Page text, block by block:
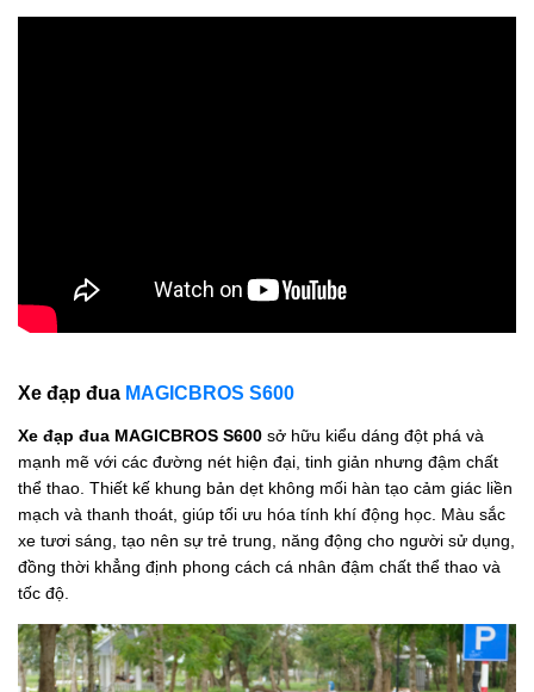
Xe đạp đua MAGICBROS S600
Xe đạp đua MAGICBROS S600 sở hữu kiểu dáng đột phá và
mạnh mẽ với các đường nét hiện đại, tinh giản nhưng đậm chất
thể thao. Thiết kế khung bản dẹt không mối hàn tạo cảm giác liền
mạch và thanh thoát, giúp tối ưu hóa tính khí động học. Màu sắc
xe tươi sáng, tạo nên sự trẻ trung, năng động cho người sử dụng,
đồng thời khẳng định phong cách cá nhân đậm chất thể thao và
tốc độ.